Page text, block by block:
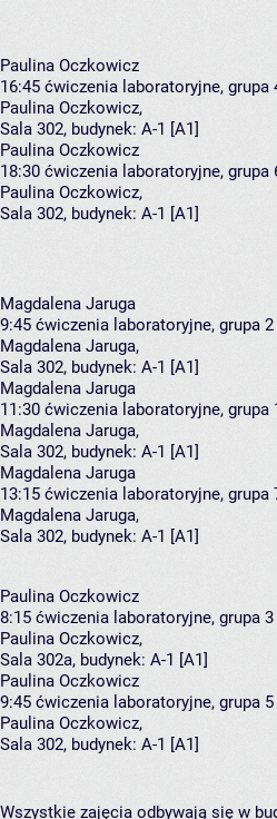
Paulina Oczkowicz
16:45 ćwiczenia laboratoryjne, grupa
Paulina Oczkowicz,
Sala 302, budynek: A-1 [A1]
Paulina Oczkowicz
18:30 ćwiczenia laboratoryjne, grupa
Paulina Oczkowicz,
Sala 302, budynek: A-1 [A1]
Magdalena Jaruga
9:45 ćwiczenia laboratoryjne, grupa 2
Magdalena Jaruga,
Sala 302, budynek: A-1 [A1]
Magdalena Jaruga
11:30 ćwiczenia laboratoryjne, grupa
Magdalena Jaruga,
Sala 302, budynek: A-1 [A1]
Magdalena Jaruga
13:15 ćwiczenia laboratoryjne, grupa
Magdalena Jaruga,
Sala 302, budynek: A-1 [A1]
Paulina Oczkowicz
8:15 ćwiczenia laboratoryjne, grupa 3
Paulina Oczkowicz,
Sala 302a, budynek: A-1 [A1]
Paulina Oczkowicz
9:45 ćwiczenia laboratoryjne, grupa 5
Paulina Oczkowicz,
Sala 302, budynek: A-1 [A1]
Wszystkie zajęcia odbywają się w